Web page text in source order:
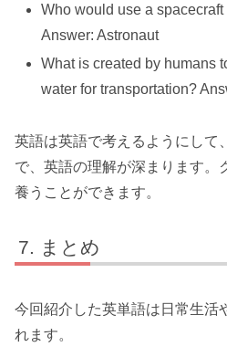
Who would use a
Answer: Astronaut
What is created by humans
water for transportation?
英語は英語で考えるようにして
で、英語の理解が深まります。
養うことができます。
まとめ
今回紹介した英単語は日常生活
れます。